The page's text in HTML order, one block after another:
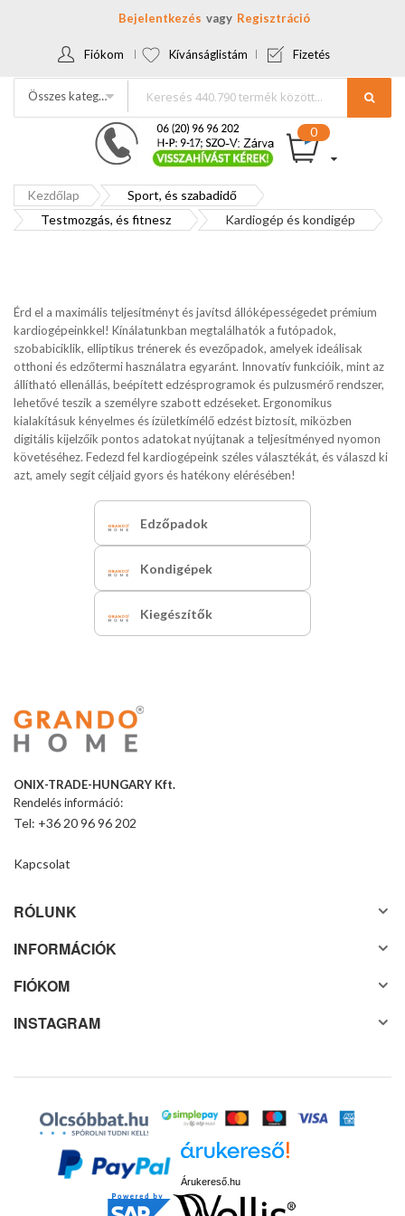
Bejelentkezés Regisztráció
Fiókom Kívánságlistám Fizetés
Összes kategória
Kezdőlap
Sport, és szabadidő
Testmozgás, és fitnesz
Kardiogép és kondigép
Érd el a maximális teljesítményt és javítsd állóképességedet prémium
kardiogépeinkkel! Kínálatunkban megtalálhatók a futópadok,
szobabiciklik, elliptikus trénerek és evezőpadok, amelyek ideálisak
otthoni és edzőtermi használatra egyaránt. Innovatív funkcióik, mint az
állítható ellenállás, beépített edzésprogramok és pulzusmérő rendszer,
lehetővé teszik a személyre szabott edzéseket. Ergonomikus
kialakításuk kényelmes és ízületkímélő edzést biztosít, miközben
digitális kijelzőik pontos adatokat nyújtanak a teljesítményed nyomon
követéséhez. Fedezd fel kardiogépeink széles választékát, és válaszd ki
azt, amely segít céljaid gyors és hatékony elérésében!
Edzőpadok
Kondigépek
Kiegészítők
ONIX-TRADE-HUNGARY Kft.
Rendelés információ:
Tel: +36 20 96 96 202
Kapcsolat
RÓLUNK
INFORMÁCIÓK
FIÓKOM
INSTAGRAM
Árukereső.hu